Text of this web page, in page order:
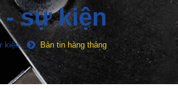
sự kiện
kiện Bản tin hàng tháng